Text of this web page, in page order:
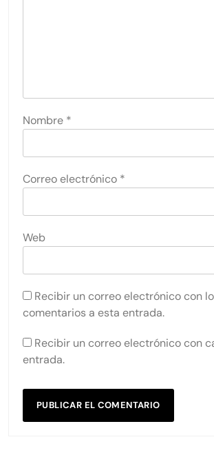
Nombre *
Correo electrónico *
Web
Recibir un correo electrónico con
comentarios a esta entrada.
Recibir un correo electrónico con
entrada.